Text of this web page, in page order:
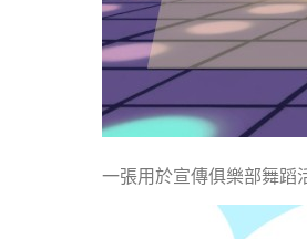
一張用於宣傳俱樂部舞蹈